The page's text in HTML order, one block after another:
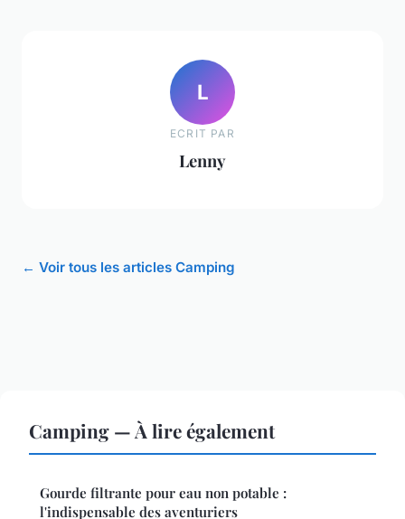
L
ECRIT PAR
Lenny
← Voir tous les articles Camping
Camping — À lire également
Gourde filtrante pour eau non potable :
l'indispensable des aventuriers